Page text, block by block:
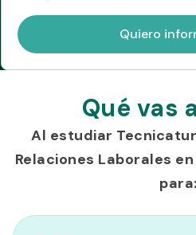
Qué vas
Al estudiar
Relaciones Laborales
para: